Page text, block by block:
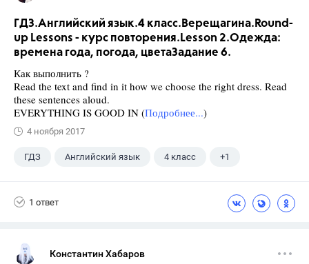
ГДЗ.Английский язык.4 класс.Верещагина.Round-
up Lessons - курс повторения.Lesson 2.Одежда:
времена года, погода, цветаЗадание 6.
Как выполнить ?
Read the text and find in it how we choose the right dress. Read
these sentences aloud.
EVERYTHING IS GOOD IN (Подробнее...)
4 ноября 2017
ГДЗ Английский язык 4 класс +1
1 ответ
Константин Хабаров